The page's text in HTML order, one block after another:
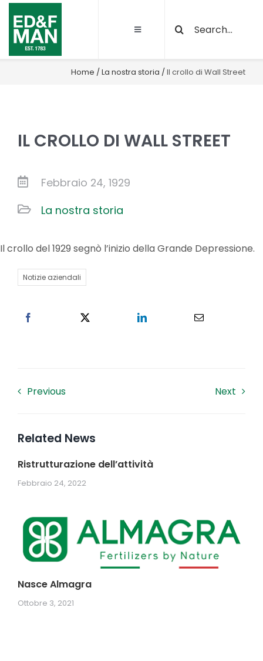
Salta
contenuto
Toggle
Chi siamo
Sostenibilità
Qualità e certificazioni
Progetti
News
Cerca
per:
Home /La nostra storia /Il crollo di Wall Street
IL CROLLO DI WALL STREET
Febbraio 24, 1929
La nostra storia
Il crollo del 1929 segnò l’inizio della Grande Depressione.
Notizie aziendali
Previous Next
Related News
Ristrutturazione dell’attività
Febbraio 24, 2022
Nasce Almagra
Ottobre 3, 2021